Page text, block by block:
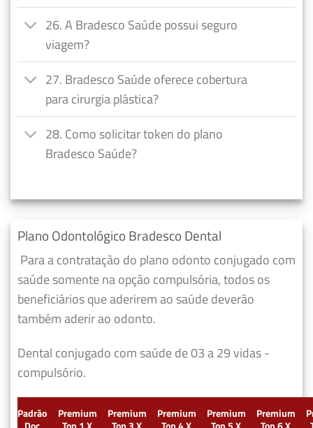
26. A Bradesco Saúde possui seguro
viagem?
27. Bradesco Saúde oferece cobertura
para cirurgia plástica?
28. Como solicitar token do plano
Bradesco Saúde?
Plano Odontológico Bradesco Dental
Para a contratação do plano odonto conjugado com
saúde somente na opção compulsória, todos os
beneficiários que aderirem ao saúde deverão
também aderir ao odonto.
Dental conjugado com saúde de 03 a 29 vidas -
compulsório.
Padrão
Premium
Premium
Premium
Premium
Premium